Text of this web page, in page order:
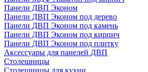
Панели ДВП Эконом
Панели ДВП Эконом под дерево
Панели ДВП Эконом под камень
Панели ДВП Эконом под кирпич
Панели ДВП Эконом под плитку
Аксессуары для панелей ДВП
Столешницы
Столешницы для кухни